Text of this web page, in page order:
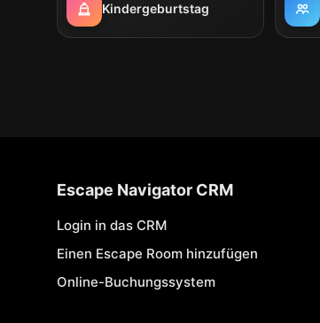
Kindergeburtstag
Escape Navigator CRM
Login in das CRM
Einen Escape Room hinzufügen
Online-Buchungssystem